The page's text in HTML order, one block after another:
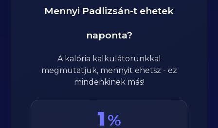
Mennyi Padlizsán-t ehetek
naponta?
A kalória kalkulátorunkkal
megmutatjuk, mennyit ehetsz - ez
mindenkinek más!
1 %